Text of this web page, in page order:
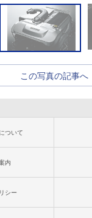
この写真の記事へ
ついて
内
シー